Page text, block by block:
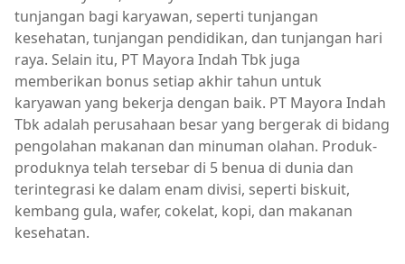
tunjangan bagi karyawan, seperti tunjangan
kesehatan, tunjangan pendidikan, dan tunjangan hari
raya. Selain itu, PT Mayora Indah Tbk juga
memberikan bonus setiap akhir tahun untuk
karyawan yang bekerja dengan baik. PT Mayora Indah
Tbk adalah perusahaan besar yang bergerak di bidang
pengolahan makanan dan minuman olahan. Produk-
produknya telah tersebar di 5 benua di dunia dan
terintegrasi ke dalam enam divisi, seperti biskuit,
kembang gula, wafer, cokelat, kopi, dan makanan
kesehatan.